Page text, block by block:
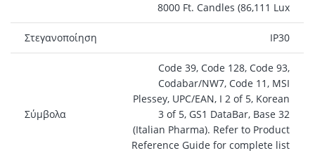
8000 Ft. Candles (86,111 Lux
Στεγανοποίηση IP30
Σύμβολα
Code 39, Code 128, Code 93,
Codabar/NW7, Code 11, MSI
Plessey, UPC/EAN, I 2 of 5, Korean
3 of 5, GS1 DataBar, Base 32
(Italian Pharma). Refer to Product
Reference Guide for complete list